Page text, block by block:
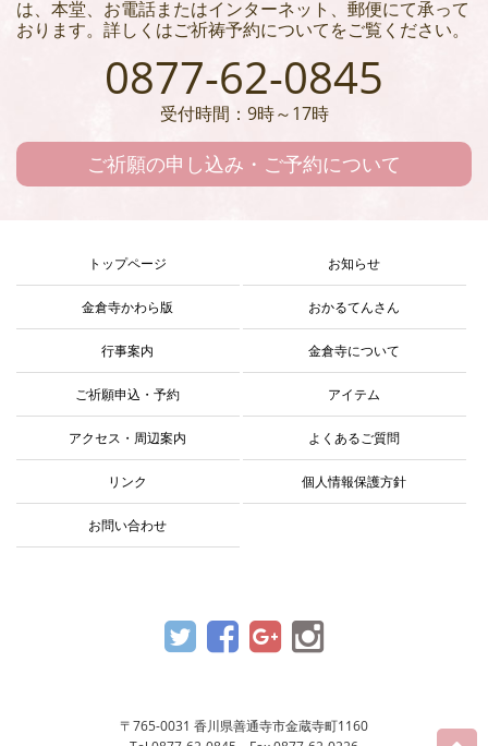
は、本堂、お電話またはインターネット、郵便にて承って
おります。詳しくはご祈祷予約についてをご覧ください。
0877-62-0845
受付時間：9時～17時
ご祈願の申し込み・ご予約について
トップページ お知らせ
金倉寺かわら版 おかるてんさん
行事案内 金倉寺について
ご祈願申込・予約 アイテム
アクセス・周辺案内 よくあるご質問
リンク 個人情報保護方針
お問い合わせ
〒765-0031 香川県善通寺市金蔵寺町1160